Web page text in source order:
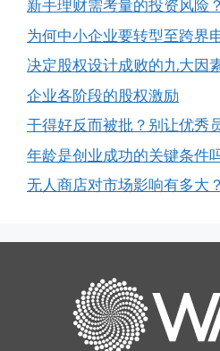
新手理财需考量的投资风险？
为何中小企业要转型至跨界
决定股权设计成败的九大因
企业各阶段的股权激励
干得好反而被批？别让优秀
年龄是创业成功的关键条件
无人商店对市场影响有多大？